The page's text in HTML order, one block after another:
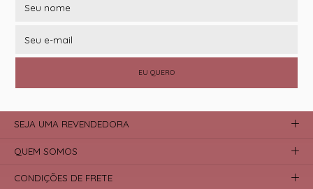
EU QUERO
SEJA UMA REVENDEDORA
QUEM SOMOS
CONDIÇÕES DE FRETE